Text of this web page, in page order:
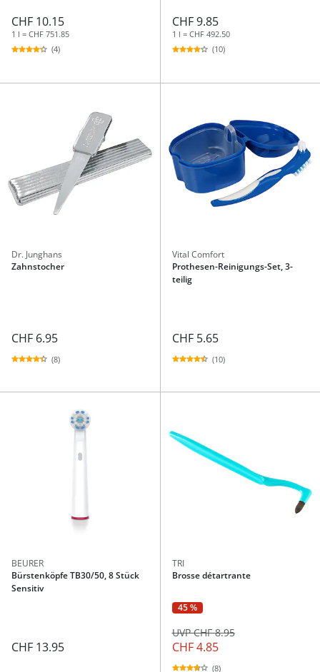
CHF 10.15
1 l = CHF 751.85
(4)
CHF 9.85
1 l = CHF 492.50
(10)
Dr. Junghans
Zahnstocher
CHF 6.95
(8)
Vital Comfort
Prothesen-Reinigungs-Set, 3-
teilig
CHF 5.65
(10)
BEURER
Bürstenköpfe TB30/50, 8 Stück
Sensitiv
CHF 13.95
TRI
Brosse détartrante
45 %
CHF 4.85
UVP CHF 8.95
(8)